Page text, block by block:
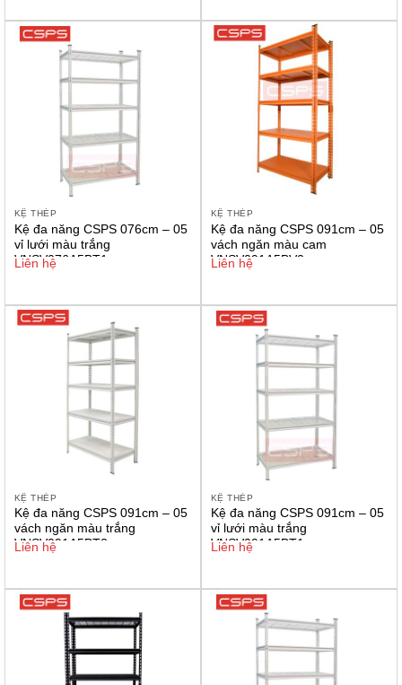
KỆ THÉP
Kệ đa năng CSPS 076cm – 05
vỉ lưới màu trắng
VNSV076A5BT1
Liên hệ
KỆ THÉP
Kệ đa năng CSPS 091cm – 05
vách ngăn màu cam
VNSV091A5BV2
Liên hệ
KỆ THÉP
Kệ đa năng CSPS 091cm – 05
vách ngăn màu trắng
VNSV091A5BT2
Liên hệ
KỆ THÉP
Kệ đa năng CSPS 091cm – 05
vỉ lưới màu trắng
VNSV091A5BT1
Liên hệ